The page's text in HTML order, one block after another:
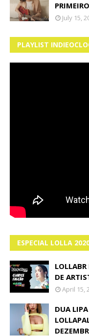
July 15,
PLAYLIST
ESPECIAL LOLLA
DE
April 15,
DUA